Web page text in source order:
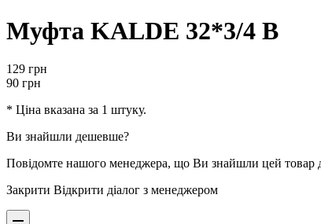
Муфта KALDE 32*3/4 В
129 грн
90 грн
* Ціна вказана за 1 штуку.
Ви знайшли дешевше?
Повідомте нашого менеджера, що Ви знайшли цей
Закрити Відкрити діалог з менеджером